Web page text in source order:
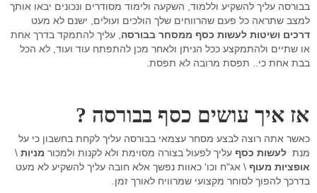
בבורסה עליך להשקיע וללמוד, השקעה ולימוד מסודרים ונכונים יבאו אותך
למצב שתראה כל פעם שהרווחים שלך הולכים ועולים, ישנם לא מעט
דרכים ושיטות לעשות כסף ממסחר בבורסה , עליך להתמקד בדרך אחת
או שתיים ולהתמקצע ככל הניתן ולאחר מכן להתפתח עוד ועוד, לא הכל
בבת אחת כי.. תפסת מרובה לא תפסת.
אז איך עושים כסף בבורסה ?
כאשר אתה רוצה לבצע מסחר עצמאי בבורסה עליך לקחת בחשבון כי על
מנת לעשות כסף עליך לפעול בצורה מסוימת ולא לקנות ולמכור מניות \
אופציות מעוף \ אג"ח וכו' כאוות נפשך אלא חובה עליך להשקיע לא מעט
בדרכך להפוך לסוחר מקצועי שמרוויח לאורך זמן.
פקודות מונחי שעון
רובוט מסחר
מסחר אוטומטי בהתניית התשואה
סימולאטור מסחר בבורסה
פיתוחים אישים - רובוטי מסחר
תוכנה לניתוח טכני